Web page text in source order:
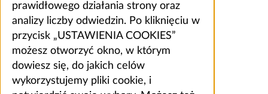
prawidłowego działania strony oraz
analizy liczby odwiedzin. Po kliknięciu w
przycisk „USTAWIENIA COOKIES”
możesz otworzyć okno, w którym
dowiesz się, do jakich celów
wykorzystujemy pliki cookie, i